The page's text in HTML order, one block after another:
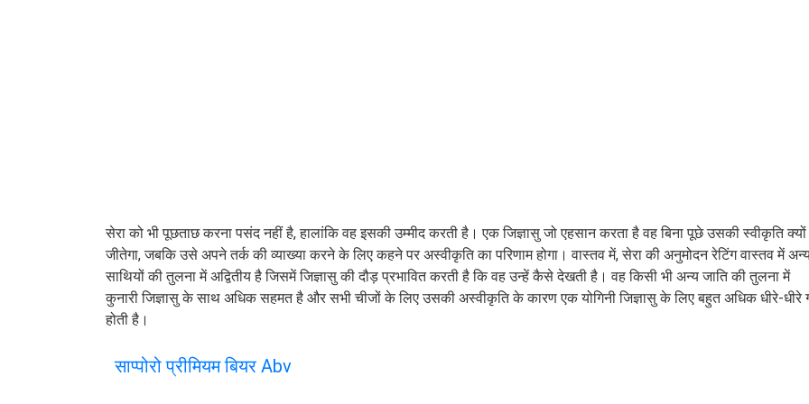
सेरा को भी पूछताछ करना पसंद नहीं है, हालांकि वह इसकी उम्मीद करती है। एक जिज्ञासु जो एहसान करता है वह बिना पूछे उसकी स्वीकृति क्यों
जीतेगा, जबकि उसे अपने तर्क की व्याख्या करने के लिए कहने पर अस्वीकृति का परिणाम होगा। वास्तव में, सेरा की अनुमोदन रेटिंग वास्तव में
साथियों की तुलना में अद्वितीय है जिसमें जिज्ञासु की दौड़ प्रभावित करती है कि वह उन्हें कैसे देखती है। वह किसी भी अन्य जाति की तुलना में
कुनारी जिज्ञासु के साथ अधिक सहमत है और सभी चीजों के लिए उसकी अस्वीकृति के कारण एक योगिनी जिज्ञासु के लिए बहुत अधिक धीरे-धीरे
होती है।
साप्पोरो प्रीमियम बियर Abv